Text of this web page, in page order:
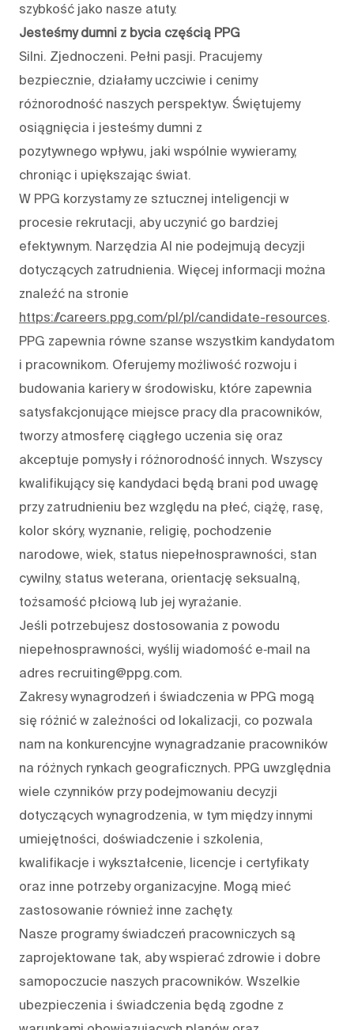
szybkość jako nasze atuty.
Jesteśmy dumni z bycia częścią PPG
Silni. Zjednoczeni. Pełni pasji. Pracujemy
bezpiecznie, działamy uczciwie i cenimy
różnorodność naszych perspektyw. Świętujemy
osiągnięcia i jesteśmy dumni z
pozytywnego wpływu, jaki wspólnie wywieramy,
chroniąc i upiększając świat.
W PPG korzystamy ze sztucznej inteligencji w
procesie rekrutacji, aby uczynić go bardziej
efektywnym. Narzędzia AI nie podejmują decyzji
dotyczących zatrudnienia. Więcej informacji można
znaleźć na stronie
https://careers.ppg.com/pl/pl/candidate-resources.
PPG zapewnia równe szanse wszystkim kandydatom
i pracownikom. Oferujemy możliwość rozwoju i
budowania kariery w środowisku, które zapewnia
satysfakcjonujące miejsce pracy dla pracowników,
tworzy atmosferę ciągłego uczenia się oraz
akceptuje pomysły i różnorodność innych. Wszyscy
kwalifikujący się kandydaci będą brani pod uwagę
przy zatrudnieniu bez względu na płeć, ciążę, rasę,
kolor skóry, wyznanie, religię, pochodzenie
narodowe, wiek, status niepełnosprawności, stan
cywilny, status weterana, orientację seksualną,
tożsamość płciową lub jej wyrażanie.
Jeśli potrzebujesz dostosowania z powodu
niepełnosprawności, wyślij wiadomość e‑mail na
adres recruiting@ppg.com.
Zakresy wynagrodzeń i świadczenia w PPG mogą
się różnić w zależności od lokalizacji, co pozwala
nam na konkurencyjne wynagradzanie pracowników
na różnych rynkach geograficznych. PPG uwzględnia
wiele czynników przy podejmowaniu decyzji
dotyczących wynagrodzenia, w tym między innymi
umiejętności, doświadczenie i szkolenia,
kwalifikacje i wykształcenie, licencje i certyfikaty
oraz inne potrzeby organizacyjne. Mogą mieć
zastosowanie również inne zachęty.
Nasze programy świadczeń pracowniczych są
zaprojektowane tak, aby wspierać zdrowie i dobre
samopoczucie naszych pracowników. Wszelkie
ubezpieczenia i świadczenia będą zgodne z